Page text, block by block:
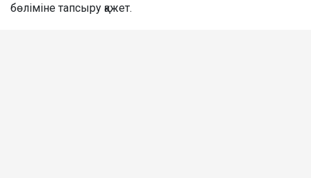
бөліміне тапсыру қажет.